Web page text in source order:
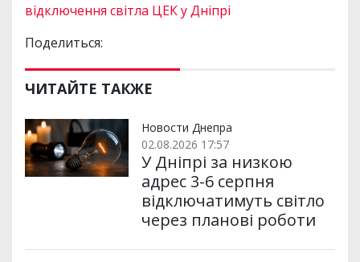
відключення світла ЦЕК у Дніпрі
Поделиться:
ЧИТАЙТЕ ТАКЖЕ
Новости Днепра
02.08.2026 17:57
У Дніпрі за низкою
адрес 3-6 серпня
відключатимуть світло
через планові роботи